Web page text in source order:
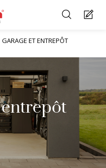
GARAGE ET ENTREPÔT